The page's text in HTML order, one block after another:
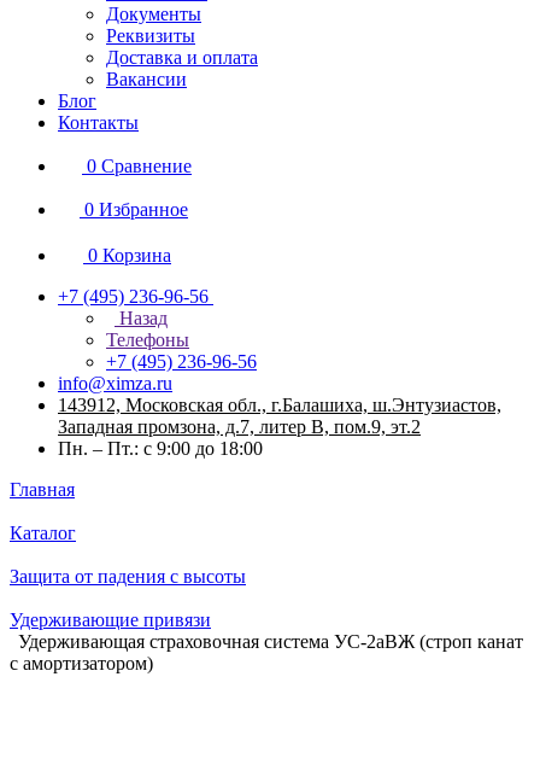
Документы
Реквизиты
Доставка и оплата
Вакансии
Блог
Контакты
0 Сравнение
0 Избранное
0 Корзина
+7 (495) 236-96-56
Назад
Телефоны
+7 (495) 236-96-56
info@ximza.ru
143912, Московская обл., г.Балашиха, ш.Энтузиастов,
Западная промзона, д.7, литер В, пом.9, эт.2
Пн. – Пт.: с 9:00 до 18:00
Главная
Каталог
Защита от падения с высоты
Удерживающие привязи
Удерживающая страховочная система УС-2аВЖ (строп канат
с амортизатором)